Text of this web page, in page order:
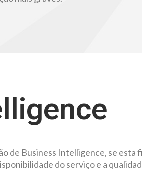
de Business Intelligence, se
do serviço e a